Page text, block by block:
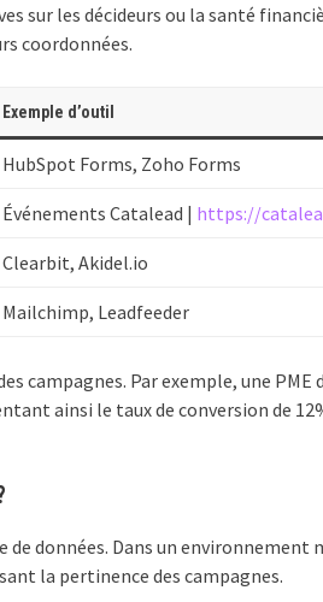
sur les décideurs ou la santé
coordonnées.
Exemple d’outil
HubSpot Forms, Zoho Forms
Événements Catalead | https://
Clearbit, Akidel.io
Mailchimp, Leadfeeder
campagnes. Par exemple, une PME
ainsi le taux de conversion de
données. Dans un environnement
la pertinence des campagnes.